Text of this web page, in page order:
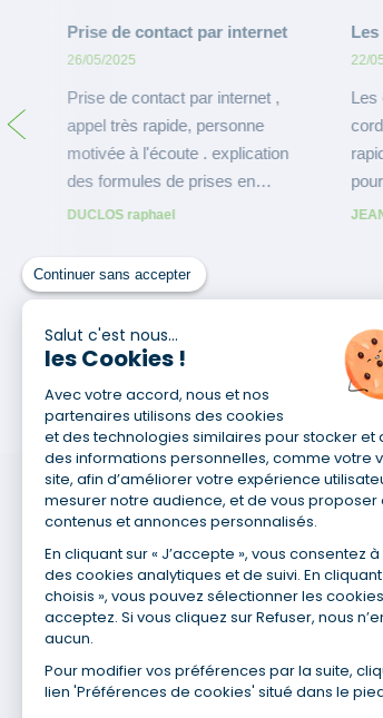
Continuer sans accepter
Salut c'est nous...
les Cookies !
Avec votre accord, nous et nos
partenaires utilisons des cookies
et des technologies similaires pour stocker et
des informations personnelles, comme votre
site, afin d’améliorer votre expérience
mesurer notre audience, et de vous proposer
contenus et annonces personnalisés.
En cliquant sur « J’accepte », vous consentez à
des cookies analytiques et de suivi. En cliquant
choisis », vous pouvez sélectionner les
acceptez. Si vous cliquez sur Refuser, nous
aucun.
Pour modifier vos préférences par la suite,
lien 'Préférences de cookies' situé dans le
Pour en savoir plus
Qui sommes-nous ?
Site du Groupe